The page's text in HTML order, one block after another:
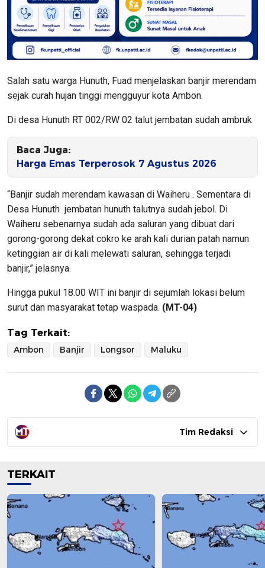
Salah satu warga Hunuth, Fuad menjelaskan banjir merendam
sejak curah hujan tinggi mengguyur kota Ambon.
Di desa Hunuth RT 002/RW 02 talut jembatan sudah ambruk
Baca Juga:
Harga Emas Terperosok 7 Agustus 2026
“Banjir sudah merendam kawasan di Waiheru . Sementara di
Desa Hunuth jembatan hunuth talutnya sudah jebol. Di
Waiheru sebenarnya sudah ada saluran yang dibuat dari
gorong-gorong dekat cokro ke arah kali durian patah namun
ketinggian air di kali melewati saluran, sehingga terjadi
banjir,” jelasnya.
Hingga pukul 18.00 WIT ini banjir di sejumlah lokasi belum
surut dan masyarakat tetap waspada. (MT-04)
Tag Terkait:
Ambon Banjir Longsor Maluku
Tim Redaksi
TERKAIT